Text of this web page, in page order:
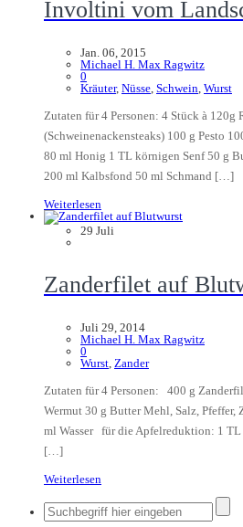
Involtini vom
Jan. 06, 2015
Michael H. Max Ragwitz
0
Kräuter, Nüsse Schwein Wurst
Zutaten für 4 Personen: 4 Stück à 120g
(Schweinenackensteaks) 100 g Pesto
80 ml Honig 1 TL körnigen Senf 50 g
200 ml Kalbsfond 50 ml Schmand […]
Weiterlesen
29 Juli
Zanderfilet auf
Juli 29, 2014
Michael H. Max Ragwitz
0
Wurst Zander
Zutaten für 4 Personen: 400 g
Wermut 30 g Butter Mehl, Salz,
ml Wasser für die Apfelreduktion: 1 TL
[…]
Weiterlesen